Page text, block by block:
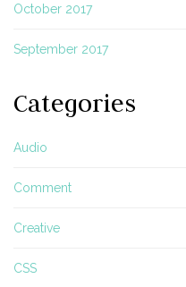
October 2017
September 2017
Categories
Audio
Comment
Creative
CSS